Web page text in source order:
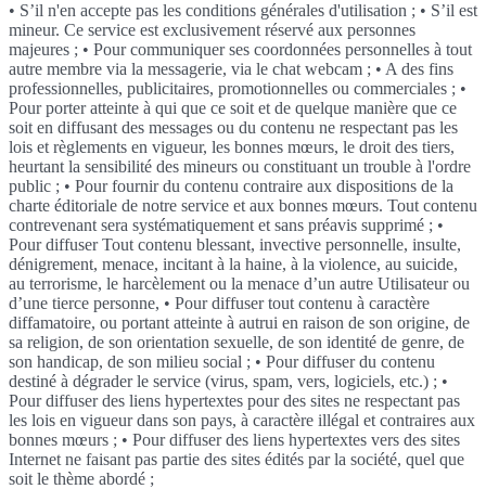
• S’il n'en accepte pas les conditions générales d'utilisation ; • S’il est
mineur. Ce service est exclusivement réservé aux personnes
majeures ; • Pour communiquer ses coordonnées personnelles à tout
autre membre via la messagerie, via le chat webcam ; • A des fins
professionnelles, publicitaires, promotionnelles ou commerciales ; •
Pour porter atteinte à qui que ce soit et de quelque manière que ce
soit en diffusant des messages ou du contenu ne respectant pas les
lois et règlements en vigueur, les bonnes mœurs, le droit des tiers,
heurtant la sensibilité des mineurs ou constituant un trouble à l'ordre
public ; • Pour fournir du contenu contraire aux dispositions de la
charte éditoriale de notre service et aux bonnes mœurs. Tout contenu
contrevenant sera systématiquement et sans préavis supprimé ; •
Pour diffuser Tout contenu blessant, invective personnelle, insulte,
dénigrement, menace, incitant à la haine, à la violence, au suicide,
au terrorisme, le harcèlement ou la menace d’un autre Utilisateur ou
d’une tierce personne, • Pour diffuser tout contenu à caractère
diffamatoire, ou portant atteinte à autrui en raison de son origine, de
sa religion, de son orientation sexuelle, de son identité de genre, de
son handicap, de son milieu social ; • Pour diffuser du contenu
destiné à dégrader le service (virus, spam, vers, logiciels, etc.) ; •
Pour diffuser des liens hypertextes pour des sites ne respectant pas
les lois en vigueur dans son pays, à caractère illégal et contraires aux
bonnes mœurs ; • Pour diffuser des liens hypertextes vers des sites
Internet ne faisant pas partie des sites édités par la société, quel que
soit le thème abordé ;